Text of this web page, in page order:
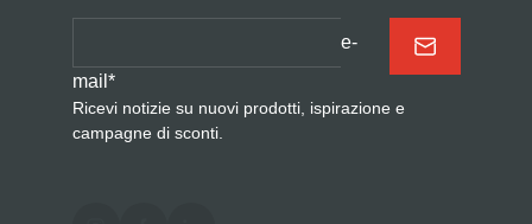
e-
mail *
Ricevi notizie su nuovi prodotti, ispirazione e
campagne di sconti.